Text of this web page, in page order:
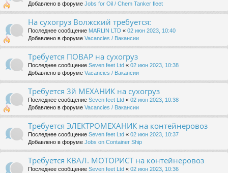
Добавлено в форуме Jobs for Oil / Chem Tanker fleet
На сухогруз Волжский требуется:
Последнее сообщение MARLIN LTD « 02 июн 2023, 10:40
Добавлено в форуме Vacancies / Вакансии
Требуется ПОВАР на сухогруз
Последнее сообщение Seven feet Ltd « 02 июн 2023, 10:38
Добавлено в форуме Vacancies / Вакансии
Требуется 3й МЕХАНИК на сухогруз
Последнее сообщение Seven feet Ltd « 02 июн 2023, 10:38
Добавлено в форуме Vacancies / Вакансии
Требуется ЭЛЕКТРОМЕХАНИК на контейнеровоз
Последнее сообщение Seven feet Ltd « 02 июн 2023, 10:37
Добавлено в форуме Jobs on Container Ship
Требуется КВАЛ. МОТОРИСТ на контейнеровоз
Последнее сообщение Seven feet Ltd « 02 июн 2023, 10:36